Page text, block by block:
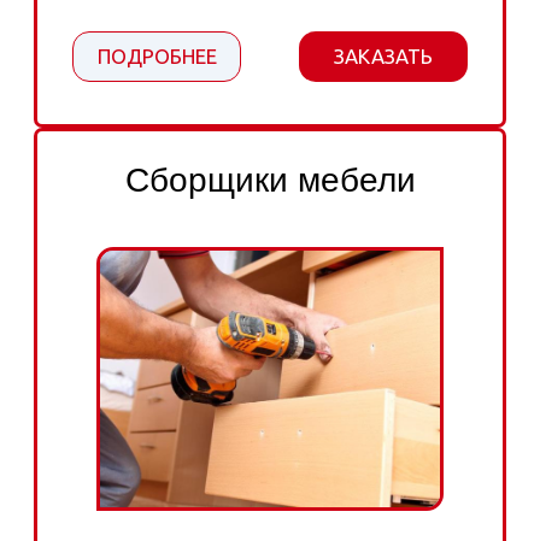
Организация переездов
УСЛУГИ ОРГАНИЗАЦИИ ПЕРЕЕЗДА
В САНКТ-ПЕТЕРБУРГЕ ОТ ВЛАТА-
ТРАНС — ЭТО КОМПЛЕКСНОЕ
РЕШЕНИЕ ДЛЯ ТОГО, ЧТОБЫ ПЕРЕЕЗД
ПРОШЕЛЛЕГКО, БЫСТРО
И КОМФОРТНО
За 16 лет работы мы успешно
выполнили более 18 500 переездов